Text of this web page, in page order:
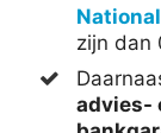
zijn dan
advies-